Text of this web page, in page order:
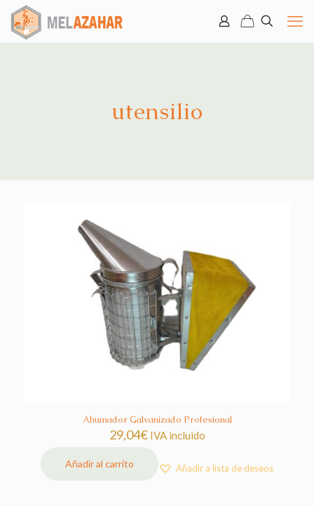
utensilio
Ahumador Galvanizado Profesional
29,04€ IVA incluido
Añadir al carrito Añadir a lista de deseos